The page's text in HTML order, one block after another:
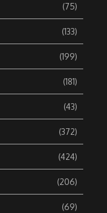
(75)
(133)
(199)
(181)
(43)
(372)
(424)
(206)
(69)